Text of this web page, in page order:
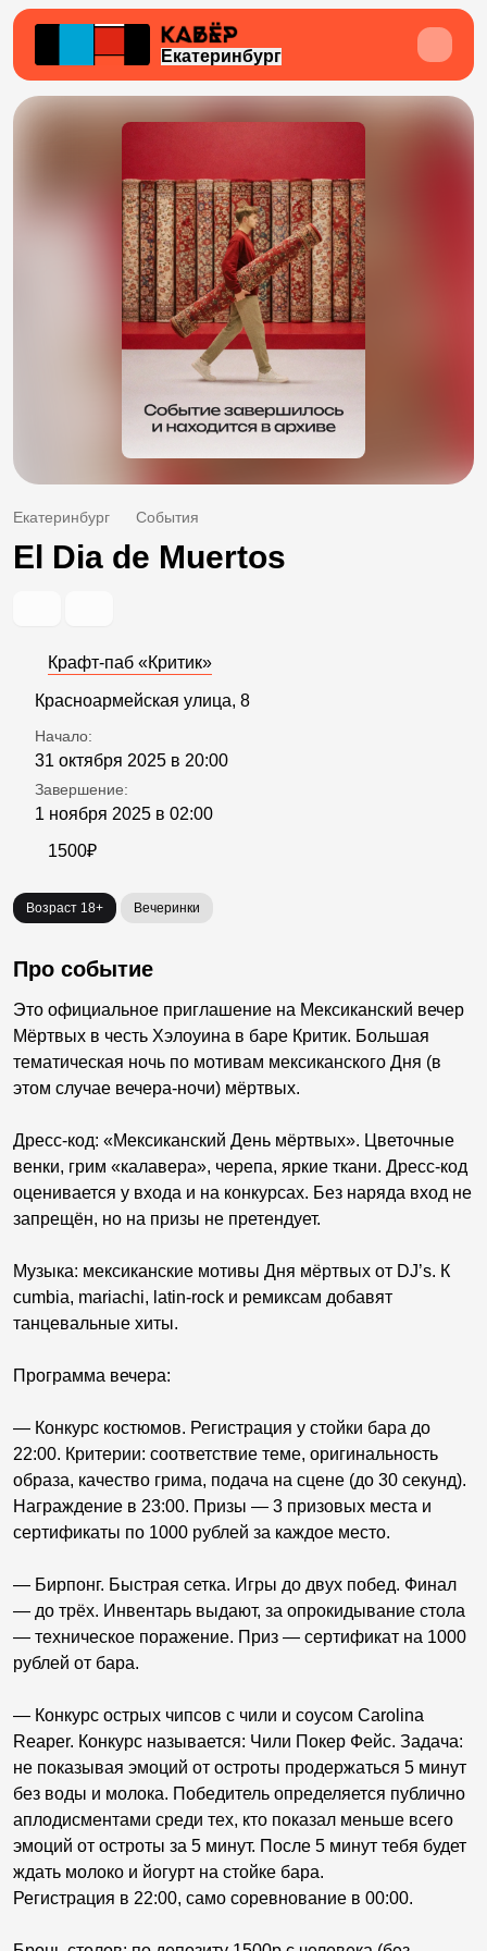
Екатеринбург
Екатеринбург События
El Dia de Muertos
Крафт-паб «Критик»
Красноармейская улица, 8
Начало:
31 октября 2025 в 20:00
Завершение:
1 ноября 2025 в 02:00
1500₽
Возраст 18+ Вечеринки
Про событие
Это официальное приглашение на Мексиканский вечер
Мёртвых в честь Хэлоуина в баре Критик. Большая
тематическая ночь по мотивам мексиканского Дня (в
этом случае вечера-ночи) мёртвых.
Дресс-код: «Мексиканский День мёртвых». Цветочные
венки, грим «калавера», черепа, яркие ткани. Дресс-код
оценивается у входа и на конкурсах. Без наряда вход не
запрещён, но на призы не претендует.
Музыка: мексиканские мотивы Дня мёртвых от DJ’s. К
cumbia, mariachi, latin-rock и ремиксам добавят
танцевальные хиты.
Программа вечера:
— Конкурс костюмов. Регистрация у стойки бара до
22:00. Критерии: соответствие теме, оригинальность
образа, качество грима, подача на сцене (до 30 секунд).
Награждение в 23:00. Призы — 3 призовых места и
сертификаты по 1000 рублей за каждое место.
— Бирпонг. Быстрая сетка. Игры до двух побед. Финал
— до трёх. Инвентарь выдают, за опрокидывание стола
— техническое поражение. Приз — сертификат на 1000
рублей от бара.
— Конкурс острых чипсов с чили и соусом Carolina
Reaper. Конкурс называется: Чили Покер Фейс. Задача:
не показывая эмоций от остроты продержаться 5 минут
без воды и молока. Победитель определяется публично
аплодисментами среди тех, кто показал меньше всего
эмоций от остроты за 5 минут. После 5 минут тебя будет
ждать молоко и йогурт на стойке бара.
Регистрация в 22:00, само соревнование в 00:00.